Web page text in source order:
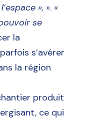
», ». «
se
la
s’avérer
la région
produit
ce qui